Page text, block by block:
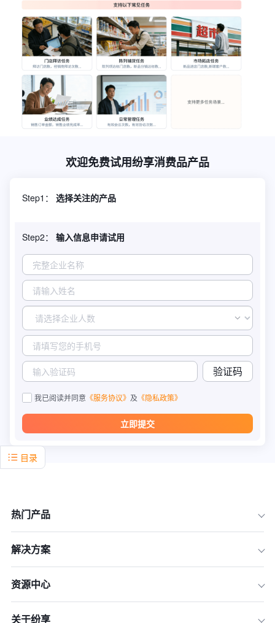
目录
欢迎免费试用纷享消费品产品
Step1： 选择关注的产品
Step2： 输入信息申请试用
验证码
我已阅读并同意 《服务协议》 及 《隐私政策》
立即提交
热门产品
解决方案
资源中心
关于纷享